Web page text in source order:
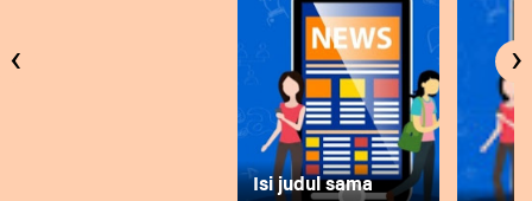
Isi judul sama
‹ ›